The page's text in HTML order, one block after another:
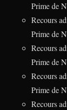
Prime de
Recours
Prime de
Recours
Prime de
Recours
Prime de
Recours